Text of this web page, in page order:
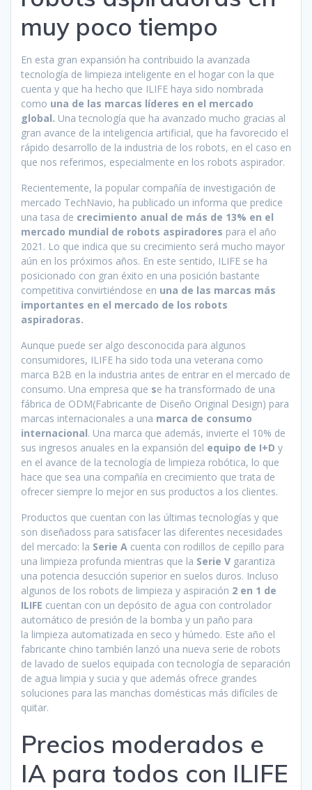
muy poco tiempo
En esta gran expansión ha contribuido la avanzada
tecnología de limpieza inteligente en el hogar con la que
cuenta y que ha hecho que ILIFE haya sido nombrada
como una de las marcas líderes en el mercado
global. Una tecnología que ha avanzado mucho gracias al
gran avance de la inteligencia artificial, que ha favorecido el
rápido desarrollo de la industria de los robots, en el caso en
que nos referimos, especialmente en los robots aspirador.
Recientemente, la popular compañía de investigación de
mercado TechNavio, ha publicado un informa que predice
una tasa de crecimiento anual de más de 13% en el
mercado mundial de robots aspiradores para el año
2021. Lo que indica que su crecimiento será mucho mayor
aún en los próximos años. En este sentido, ILIFE se ha
posicionado con gran éxito en una posición bastante
competitiva convirtiéndose en una de las marcas más
importantes en el mercado de los robots
aspiradoras.
Aunque puede ser algo desconocida para algunos
consumidores, ILIFE ha sido toda una veterana como
marca B2B en la industria antes de entrar en el mercado de
consumo. Una empresa que se ha transformado de una
fábrica de ODM(Fabricante de Diseño Original Design) para
marcas internacionales a una marca de consumo
internacional. Una marca que además, invierte el 10% de
sus ingresos anuales en la expansión del equipo de I+D y
en el avance de la tecnología de limpieza robótica, lo que
hace que sea una compañía en crecimiento que trata de
ofrecer siempre lo mejor en sus productos a los clientes.
Productos que cuentan con las últimas tecnologías y que
son diseñadoss para satisfacer las diferentes necesidades
del mercado: la Serie A cuenta con rodillos de cepillo para
una limpieza profunda mientras que la Serie V garantiza
una potencia desucción superior en suelos duros. Incluso
algunos de los robots de limpieza y aspiración 2 en 1 de
ILIFE cuentan con un depósito de agua con controlador
automático de presión de la bomba y un paño para
la limpieza automatizada en seco y húmedo. Este año el
fabricante chino también lanzó una nueva serie de robots
de lavado de suelos equipada con tecnología de separación
de agua limpia y sucia y que además ofrece grandes
soluciones para las manchas domésticas más difíciles de
quitar.
Precios moderados e
IA para todos con ILIFE